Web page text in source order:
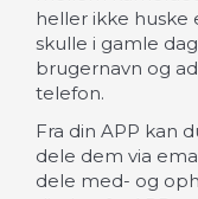
heller ikke huske
skulle i gamle
brugernavn og
telefon.
Fra din APP kan
dele dem via
dele med- og